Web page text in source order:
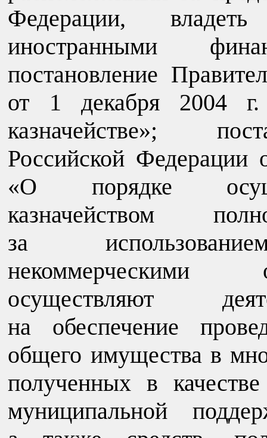
Федерации,
иностранными
постановление
от 1 декабря 2004
казначействе»;
Российской
«О порядке
казначейством
за
некоммерческими
осуществляют
на обеспечение
общего имущества в
полученных в
муниципальной